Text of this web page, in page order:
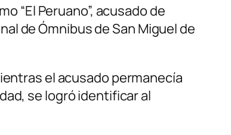
“El Peruano”, acusado de
de Ómnibus de San Miguel de
el acusado permanecía
se logró identificar al